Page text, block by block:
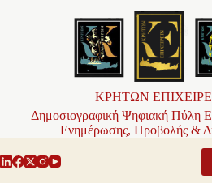
ΚΡΗΤΩΝ
Δημοσιογραφική Ψηφιακή Πύλη
Ενημέρωσης, Προβολής &